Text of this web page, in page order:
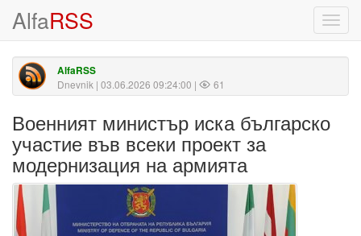
AlfaRSS
AlfaRSS
Dnevnik | 03.06.2026 09:24:00 | 61
Военният министър иска българско
участие във всеки проект за
модернизация на армията